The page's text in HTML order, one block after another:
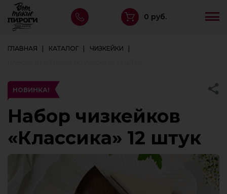
0 руб.
ГЛАВНАЯ КАТАЛОГ
ЧИЗКЕЙКИ
НОВИНКА!
Набор чизкейков
«Классика» 12 штук